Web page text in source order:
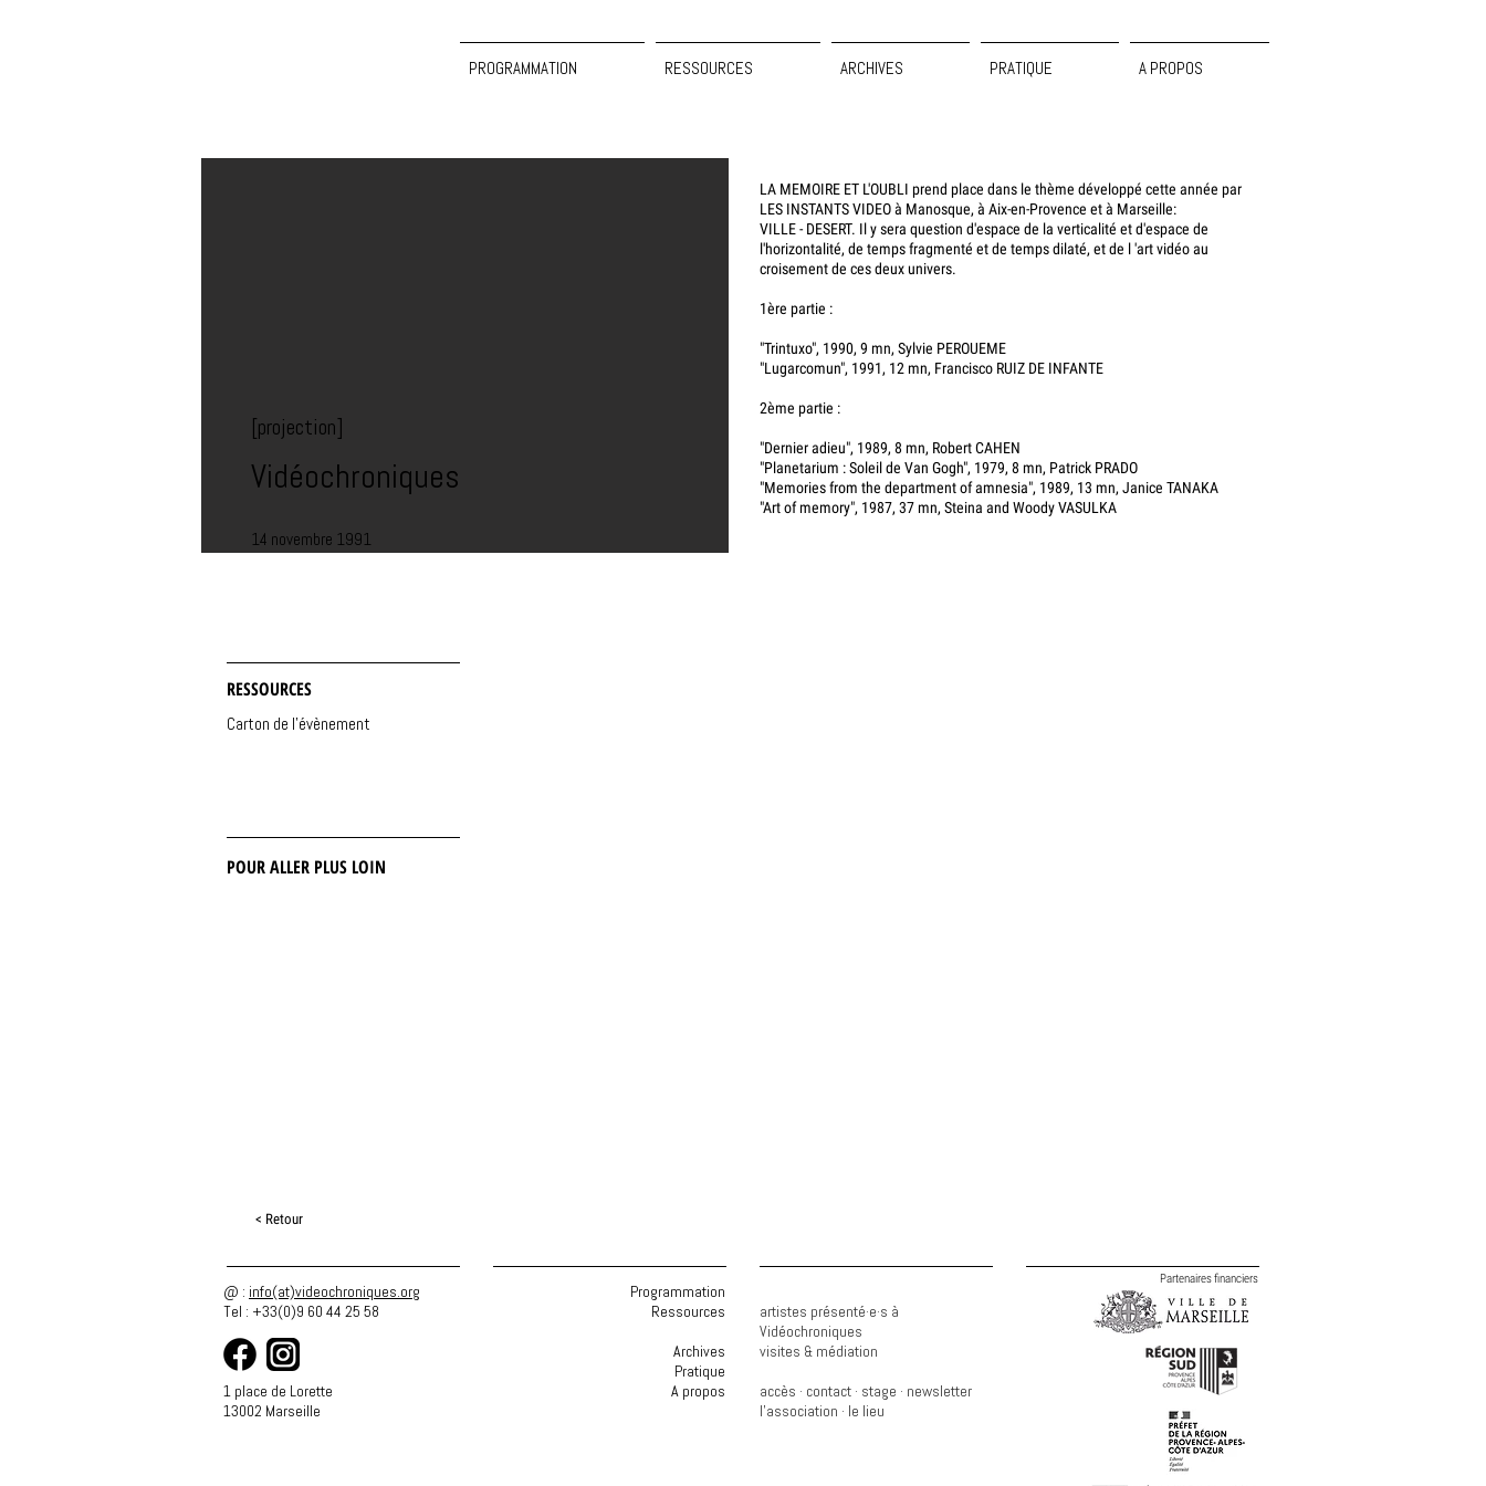
PROGRAMMATION RESSOURCES ARCHIVES PRATIQUE A PROPOS
[projection]
Vidéochroniques
14 novembre 1991
RESSOURCES
Carton de l'évènement
POUR ALLER PLUS LOIN
LA MEMOIRE ET L'OUBLI prend place dans le thème développé cette année par
LES INSTANTS VIDEO à Manosque, à Aix-en-Provence et à Marseille:
VILLE - DESERT. Il y sera question d'espace de la verticalité et d'espace de
l'horizontalité, de temps fragmenté et de temps dilaté, et de l 'art vidéo au
croisement de ces deux univers.
1ère partie :
"Trintuxo", 1990, 9 mn, Sylvie PEROUEME
"Lugarcomun", 1991, 12 mn, Francisco RUIZ DE INFANTE
2ème partie :
"Dernier adieu", 1989, 8 mn, Robert CAHEN
"Planetarium : Soleil de Van Gogh", 1979, 8 mn, Patrick PRADO
"Memories from the department of amnesia", 1989, 13 mn, Janice TANAKA
"Art of memory", 1987, 37 mn, Steina and Woody VASULKA
< Retour
@ : info(at)videochroniques.org
Tel : +33(0)9 60 44 25 58
1 place de Lorette
13002 Marseille
Programmation
Ressources
Archives
Pratique
A propos
artistes présenté·e·s à
Vidéochroniques
visites & médiation
accès · contact · stage · newsletter
l'association · le lieu
Partenaires financiers